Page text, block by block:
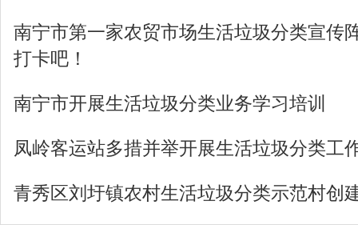
南宁市第一家农贸市场生活垃圾分类宣传
打卡吧！
南宁市开展生活垃圾分类业务学习培训
凤岭客运站多措并举开展生活垃圾分类工
青秀区刘圩镇农村生活垃圾分类示范村创